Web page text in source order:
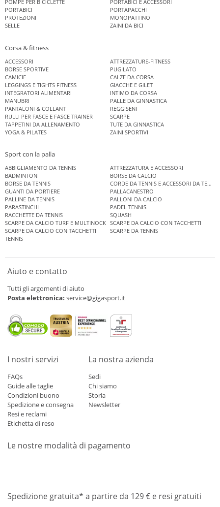
POMPE PER BICICLETTE
PORTABICI E ACCESSORI
PORTABICI
PORTAPACCHI
PROTEZIONI
MONOPATTINO
SELLE
ZAINI DA BICI
Corsa & fitness
ACCESSORI
ATTREZZATURE-FITNESS
BORSE SPORTIVE
PUGILATO
CAMICIE
CALZE DA CORSA
LEGGINGS E TIGHTS FITNESS
GIACCHE E GILET
INTEGRATORI ALIMENTARI
INTIMO DA CORSA
MANUBRI
PALLE DA GINNASTICA
PANTALONI & COLLANT
REGGISENI
RULLI PER FASCE E FASCE TRAINER
SCARPE
TAPPETINI DA ALLENAMENTO
TUTE DA GINNASTICA
YOGA & PILATES
ZAINI SPORTIVI
Sport con la palla
ABBIGLIAMENTO DA TENNIS
ATTREZZATURA E ACCESSORI
BADMINTON
BORSE DA CALCIO
BORSE DA TENNIS
CORDE DA TENNIS E ACCESSORI DA TENNIS
GUANTI DA PORTIERE
PALLACANESTRO
PALLINE DA TENNIS
PALLONI DA CALCIO
PARASTINCHI
PADEL TENNIS
RACCHETTE DA TENNIS
SQUASH
SCARPE DA CALCIO TURF E MULTINOCK SCARPE DA CALCIO CON TACCHETTI
SCARPE DA CALCIO CON TACCHETTI
SCARPE DA TENNIS
TENNIS
Aiuto e contatto
Tutti gli argomenti di aiuto
Posta elettronica: service@gigasport.it
I nostri servizi
FAQs
Guide alle taglie
Condizioni buono
Spedizione e consegna
Resi e reclami
Etichetta di reso
La nostra azienda
Sedi
Chi siamo
Storia
Newsletter
Le nostre modalità di pagamento
Spedizione gratuita* a partire da 129 € e resi gratuiti